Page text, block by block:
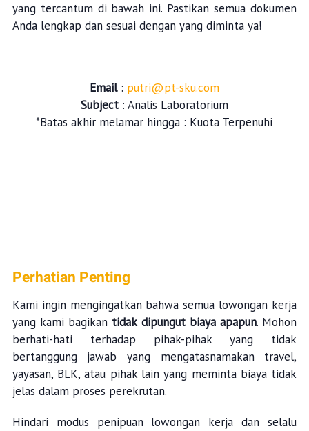
yang tercantum di bawah ini. Pastikan semua dokumen
Anda lengkap dan sesuai dengan yang diminta ya!
Email : putri@pt-sku.com
Subject : Analis Laboratorium
*Batas akhir melamar hingga : Kuota Terpenuhi
Perhatian Penting
Kami ingin mengingatkan bahwa semua lowongan kerja
yang kami bagikan tidak dipungut biaya apapun. Mohon
berhati-hati terhadap pihak-pihak yang tidak
bertanggung jawab yang mengatasnamakan travel,
yayasan, BLK, atau pihak lain yang meminta biaya tidak
jelas dalam proses perekrutan.
Hindari modus penipuan lowongan kerja dan selalu